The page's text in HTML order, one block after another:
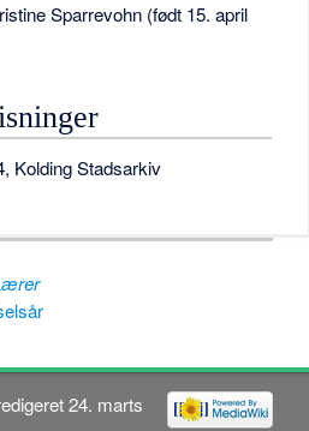
Sparrevohn (født 15. april
Kolding Stadsarkiv
24. marts